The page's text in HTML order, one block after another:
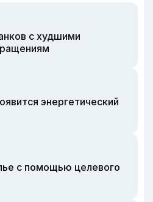
с худшими
энергетический
с помощью целевого